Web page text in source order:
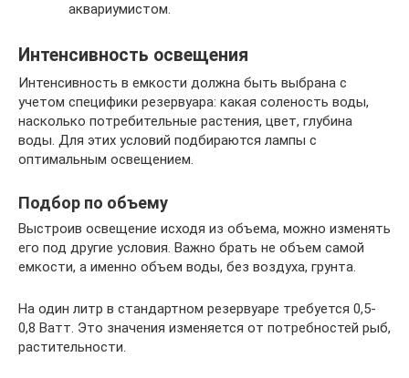
аквариумистом.
Интенсивность освещения
Интенсивность в емкости должна быть выбрана с
учетом специфики резервуара: какая соленость воды,
насколько потребительные растения, цвет, глубина
воды. Для этих условий подбираются лампы с
оптимальным освещением.
Подбор по объему
Выстроив освещение исходя из объема, можно изменять
его под другие условия. Важно брать не объем самой
емкости, а именно объем воды, без воздуха, грунта.
На один литр в стандартном резервуаре требуется 0,5-
0,8 Ватт. Это значения изменяется от потребностей рыб,
растительности.